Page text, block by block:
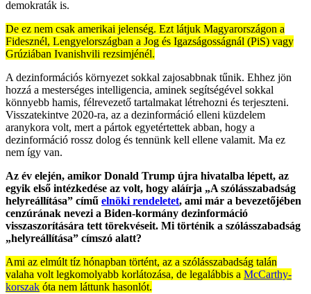
demokraták is.
De ez nem csak amerikai jelenség. Ezt látjuk Magyarországon a
Fidesznél, Lengyelországban a Jog és Igazságosságnál (PiS) vagy
Grúziában Ivanishvili rezsimjénél.
A dezinformációs környezet sokkal zajosabbnak tűnik. Ehhez jön
hozzá a mesterséges intelligencia, aminek segítségével sokkal
könnyebb hamis, félrevezető tartalmakat létrehozni és terjeszteni.
Visszatekintve 2020-ra, az a dezinformáció elleni küzdelem
aranykora volt, mert a pártok egyetértettek abban, hogy a
dezinformáció rossz dolog és tennünk kell ellene valamit. Ma ez
nem így van.
Az év elején, amikor Donald Trump újra hivatalba lépett, az
egyik első intézkedése az volt, hogy aláírja „A szólásszabadság
helyreállítása” című elnöki rendeletet, ami már a bevezetőjében
cenzúrának nevezi a Biden-kormány dezinformáció
visszaszorítására tett törekvéseit. Mi történik a szólásszabadság
„helyreállítása” címszó alatt?
Ami az elmúlt tíz hónapban történt, az a szólásszabadság talán
valaha volt legkomolyabb korlátozása, de legalábbis a McCarthy-
korszak óta nem láttunk hasonlót.